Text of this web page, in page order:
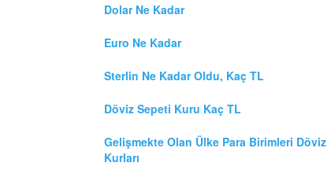
Dolar Ne Kadar
Euro Ne Kadar
Sterlin Ne Kadar Oldu, Kaç TL
Döviz Sepeti Kuru Kaç TL
Gelişmekte Olan Ülke Para Birimleri Döviz
Kurları